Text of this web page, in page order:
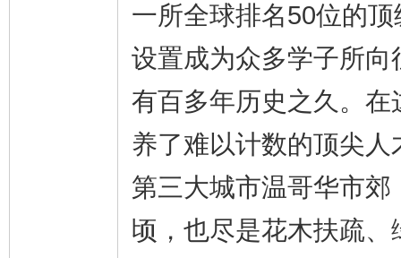
一所全球排名50位的
设置成为众多学子所
有百多年历史之久。
养了难以计数的顶尖
第三大城市温哥华市
顷，也尽是花木扶疏